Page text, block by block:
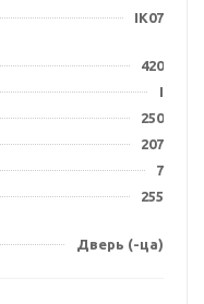
IK07
420
I
250
207
7
255
Дверь (-ца)